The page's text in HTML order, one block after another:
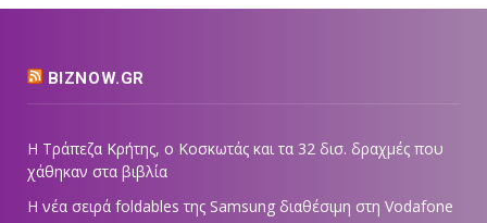
BIZNOW.GR
Η Τράπεζα Κρήτης, ο Κοσκωτάς και τα 32 δισ. δραχμές που
χάθηκαν στα βιβλία
Η νέα σειρά foldables της Samsung διαθέσιμη στη Vodafone